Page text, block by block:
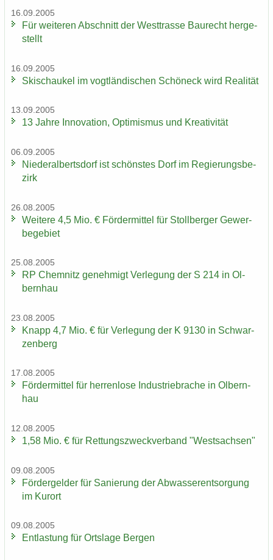
16.09.2005
Für wei­te­ren Ab­schnitt der West­tras­se Bau­recht her­ge­
stellt
16.09.2005
Ski­schau­kel im vogt­län­di­schen Schöneck wird Rea­li­tät
13.09.2005
13 Jahre In­no­va­ti­on, Op­ti­mis­mus und Krea­ti­vi­tät
06.09.2005
Nie­der­al­berts­dorf ist schöns­tes Dorf im Re­gie­rungs­be­
zirk
26.08.2005
Wei­te­re 4,5 Mio. € För­der­mit­tel für Stoll­ber­ger Ge­wer­
be­ge­biet
25.08.2005
RP Chem­nitz ge­neh­migt Ver­le­gung der S 214 in Ol­
bern­hau
23.08.2005
Knapp 4,7 Mio. € für Ver­le­gung der K 9130 in Schwar­
zen­berg
17.08.2005
För­der­mit­tel für her­ren­lo­se In­dus­trie­bra­che in Ol­bern­
hau
12.08.2005
1,58 Mio. € für Ret­tungs­zweck­ver­band "West­sach­sen"
09.08.2005
För­der­gel­der für Sa­nie­rung der Ab­was­ser­ent­sor­gung
im Kur­ort
09.08.2005
Ent­las­tung für Orts­la­ge Ber­gen